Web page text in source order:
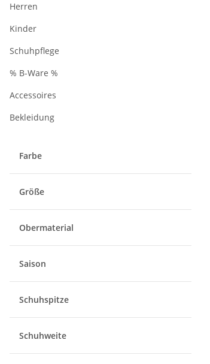
Herren
Kinder
Schuhpflege
% B-Ware %
Accessoires
Bekleidung
Farbe
Größe
Obermaterial
Saison
Schuhspitze
Schuhweite